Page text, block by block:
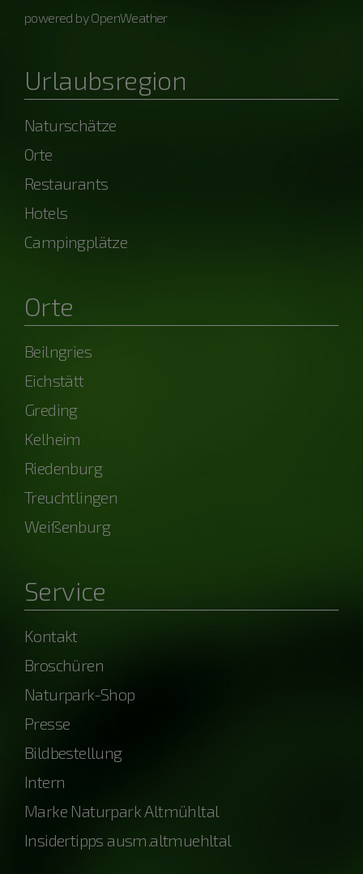
powered by OpenWeather
Urlaubsregion
Naturschätze
Orte
Restaurants
Hotels
Campingplätze
Orte
Beilngries
Eichstätt
Greding
Kelheim
Riedenburg
Treuchtlingen
Weißenburg
Service
Kontakt
Broschüren
Naturpark-Shop
Presse
Bildbestellung
Intern
Marke Naturpark Altmühltal
Insidertipps ausm.altmuehltal